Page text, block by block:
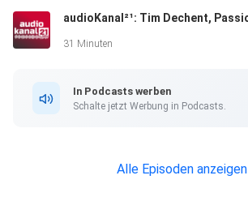
31 Minuten
In Podcasts werben
Schalte jetzt Werbung in Podcasts.
Alle Episoden anzeigen